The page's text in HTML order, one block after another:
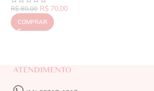
R$80,00 R$ 70,00
COMPRAR
ATENDIMENTO